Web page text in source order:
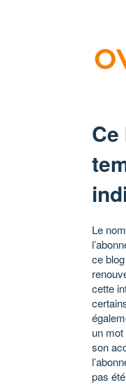
Le
ce
cette
un
son
pas